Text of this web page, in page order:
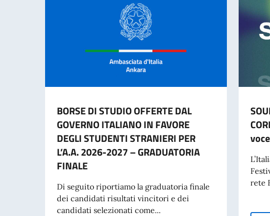
BORSE DI STUDIO OFFERTE DAL
GOVERNO ITALIANO IN FAVORE
DEGLI STUDENTI STRANIERI PER
L’A.A. 2026-2027 – GRADUATORIA
FINALE
Di seguito riportiamo la graduatoria finale
dei candidati risultati vincitori e dei
candidati selezionati come...
rete